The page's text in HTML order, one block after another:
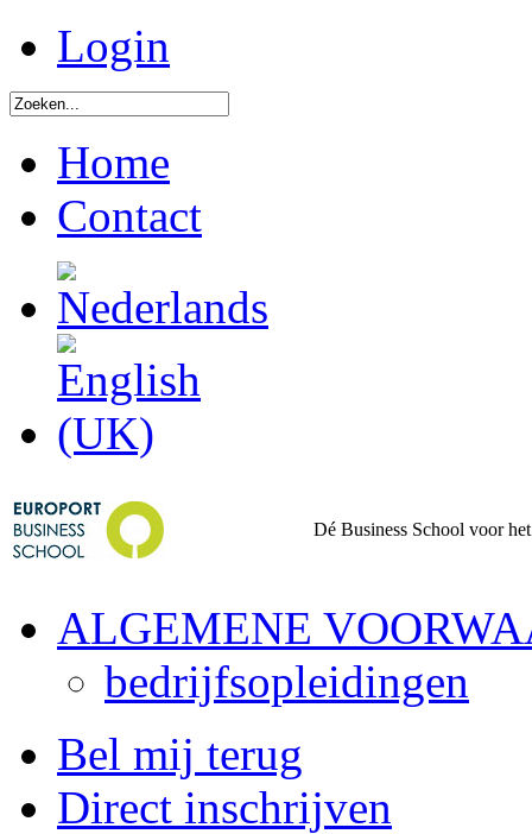
Login
Home
Contact
Dé Business School voor
ALGEMENE
bedrijfsopleidingen
Bel mij terug
Direct inschrijven